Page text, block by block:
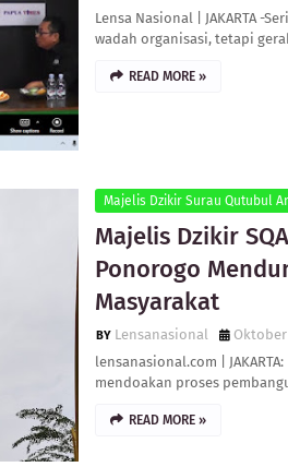
Lensa Nasional | JAKARTA -
wadah organisasi, tetapi
READ MORE »
Majelis Dzikir Surau Qutubul
Majelis Dzikir
Ponorogo
Masyarakat
Lensanasional
Oktober
lensanasional.com |
mendoakan proses
READ MORE »